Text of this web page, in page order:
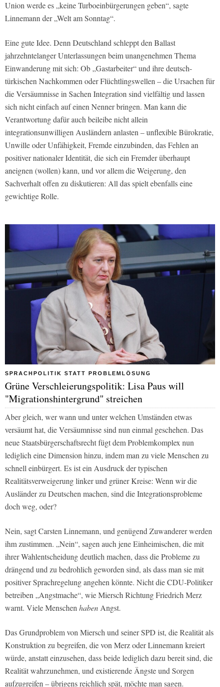
Union werde es „keine Turboeinbürgerungen geben“, sagte
Linnemann der „Welt am Sonntag“.
Eine gute Idee. Denn Deutschland schleppt den Ballast
jahrzehntelanger Unterlassungen beim unangenehmen Thema
Einwanderung mit sich: Ob „Gastarbeiter“ und ihre deutsch-
türkischen Nachkommen oder Flüchtlingswellen – die Ursachen für
die Versäumnisse in Sachen Integration sind vielfältig und lassen
sich nicht einfach auf einen Nenner bringen. Man kann die
Verantwortung dafür auch beileibe nicht allein
integrationsunwilligen Ausländern anlasten – unflexible Bürokratie,
Unwille oder Unfähigkeit, Fremde einzubinden, das Fehlen an
positiver nationaler Identität, die sich ein Fremder überhaupt
aneignen (wollen) kann, und vor allem die Weigerung, den
Sachverhalt offen zu diskutieren: All das spielt ebenfalls eine
gewichtige Rolle.
SPRACHPOLITIK STATT PROBLEMLÖSUNG
Grüne Verschleierungspolitik: Lisa Paus will
"Migrationshintergrund" streichen
Aber gleich, wer wann und unter welchen Umständen etwas
versäumt hat, die Versäumnisse sind nun einmal geschehen. Das
neue Staatsbürgerschaftsrecht fügt dem Problemkomplex nun
lediglich eine Dimension hinzu, indem man zu viele Menschen zu
schnell einbürgert. Es ist ein Ausdruck der typischen
Realitätsverweigerung linker und grüner Kreise: Wenn wir die
Ausländer zu Deutschen machen, sind die Integrationsprobleme
doch weg, oder?
Nein, sagt Carsten Linnemann, und genügend Zuwanderer werden
ihm zustimmen. „Nein“, sagen auch jene Einheimischen, die mit
ihrer Wahlentscheidung deutlich machen, dass die Probleme zu
drängend und zu bedrohlich geworden sind, als dass man sie mit
positiver Sprachregelung angehen könnte. Nicht die CDU-Politiker
betreiben „Angstmache“, wie Miersch Richtung Friedrich Merz
warnt. Viele Menschen haben Angst.
Das Grundproblem von Miersch und seiner SPD ist, die Realität als
Konstruktion zu begreifen, die von Merz oder Linnemann kreiert
würde, anstatt einzusehen, dass beide lediglich dazu bereit sind, die
Realität wahrzunehmen, und existierende Ängste und Sorgen
aufzugreifen – übrigens reichlich spät, möchte man sagen.